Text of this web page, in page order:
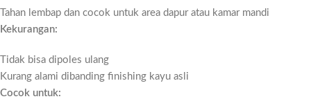
Tahan lembap dan cocok untuk area dapur atau kamar mandi
Kekurangan:
Tidak bisa dipoles ulang
Kurang alami dibanding finishing kayu asli
Cocok untuk: